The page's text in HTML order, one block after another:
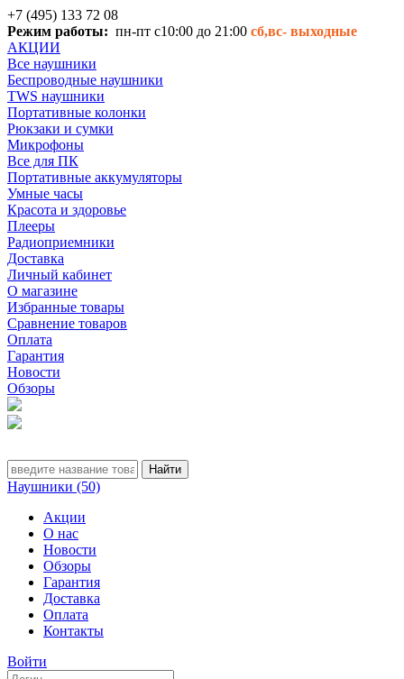
+7 (495) 133 72 08
Режим работы: пн-пт с10:00 до 21:00 сб,вс- выходные
АКЦИИ
Все наушники
Беспроводные наушники
TWS наушники
Портативные колонки
Рюкзаки и сумки
Микрофоны
Все для ПК
Портативные аккумуляторы
Умные часы
Красота и здоровье
Плееры
Радиоприемники
Доставка
Личный кабинет
О магазине
Избранные товары
Сравнение товаров
Оплата
Гарантия
Новости
Обзоры
Наушники (50)
Акции
О нас
Новости
Обзоры
Гарантия
Доставка
Оплата
Контакты
Войти